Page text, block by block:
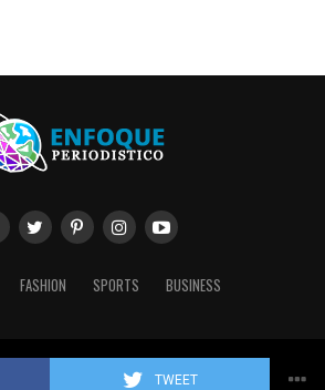
TWEET
FASHION SPORTS BUSINESS
Periodístico. Created by Conectya.